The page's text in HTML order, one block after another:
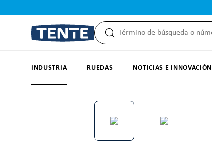
INDUSTRIA RUEDAS NOTICIAS E INNOVACIÓN
Omitir galería de imágenes